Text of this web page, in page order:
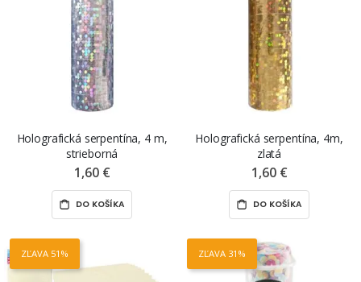
Holografická serpentína, 4 m,
strieborná
1,60 €
DO KOŠÍKA
Holografická serpentína, 4m,
zlatá
1,60 €
DO KOŠÍKA
ZĽAVA 51% ZĽAVA 31%